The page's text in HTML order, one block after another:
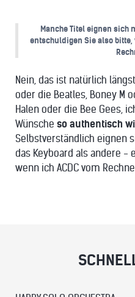
Manche Titel eignen sich
entschuldigen Sie also bitte,
Nein, das ist natürlich
oder die Beatles, Boney M
Halen oder die Bee Gees,
Wünsche so authentisch
Selbstverständlich eignen
das Keyboard als andere -
wenn ich ACDC vom